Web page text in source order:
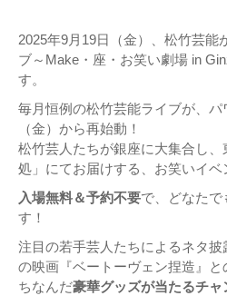
2025年9月19日（金）、松竹芸能
ブ～Make・座・お笑い劇場 in
す。
毎月恒例の松竹芸能ライブが、パ
（金）から再始動！
松竹芸人たちが銀座に大集合し
処」にてお届けする、お笑いイベ
入場無料＆予約不要で、どなたで
す！
注目の若手芸人たちによるネタ
の映画『ベートーヴェン捏造』
ちなんだ豪華グッズが当たるチャ